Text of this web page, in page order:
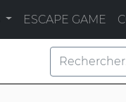
ESCAPE GAME